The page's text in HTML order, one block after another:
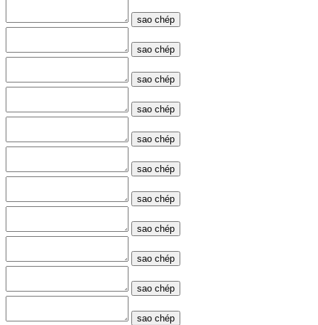
sao chép
sao chép
sao chép
sao chép
sao chép
sao chép
sao chép
sao chép
sao chép
sao chép
sao chép